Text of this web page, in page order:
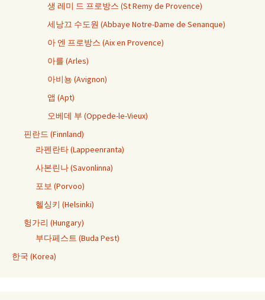
생 레미 드 프로방스 (St Remy de Provence)
세낭끄 수도원 (Abbaye Notre-Dame de Senanque)
아 엔 프로방스 (Aix en Provence)
아를 (Arles)
아비뇽 (Avignon)
앱 (Apt)
오베데 부 (Oppede-le-Vieux)
핀란드 (Finnland)
라펜란타 (Lappeenranta)
사본린나 (Savonlinna)
포보 (Porvoo)
헬싱키 (Helsinki)
헝가리 (Hungary)
부다페스트 (Buda Pest)
한국 (Korea)